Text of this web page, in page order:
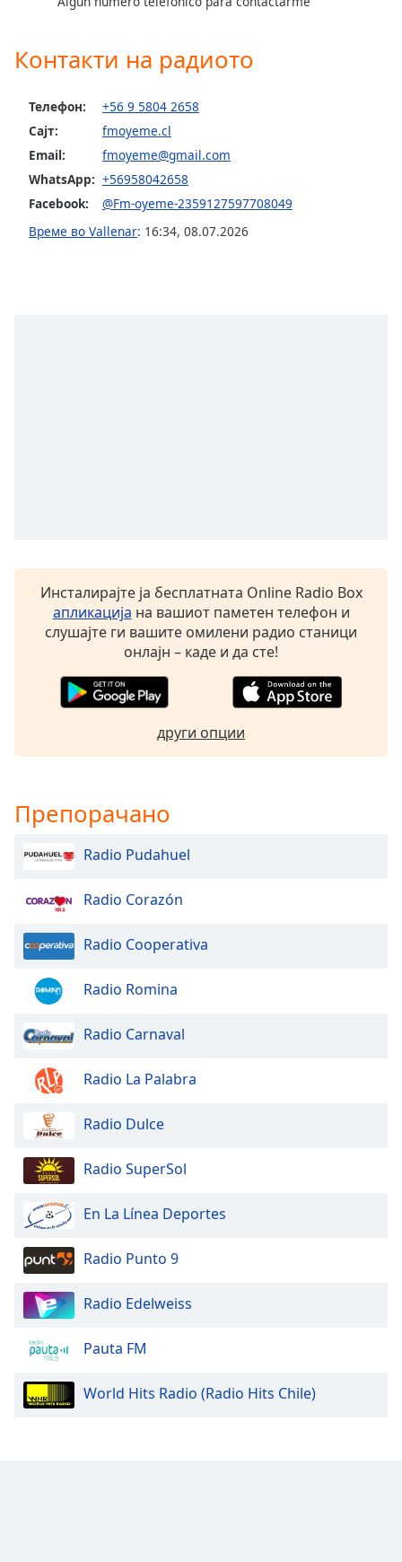
Opacity
Caption
Area
Background
Color
Dialog
Контакти на радиото
Телефон:
+56 9 5804 2658
Сајт:
fmoyeme.cl
Email:
fmoyeme@gmail.com
WhatsApp: +56958042658
Facebook:
@Fm-oyeme-2359127597708049
Време во Vallenar: 16:34, 08.07.2026
Инсталирајте ја бесплатната Online Radio Box
апликација на вашиот паметен телефон и
слушајте ги вашите омилени радио станици
онлајн – каде и да сте!
други опции
Препорачано
Radio Pudahuel
Radio Corazón
Radio Cooperativa
Radio Romina
Radio Carnaval
Radio La Palabra
Radio Dulce
Radio SuperSol
En La Línea Deportes
Radio Punto 9
Radio Edelweiss
Pauta FM
World Hits Radio (Radio Hits Chile)